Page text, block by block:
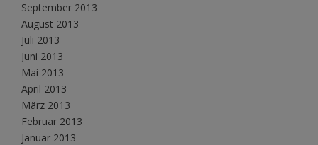
September 2013
August 2013
Juli 2013
Juni 2013
Mai 2013
April 2013
März 2013
Februar 2013
Januar 2013